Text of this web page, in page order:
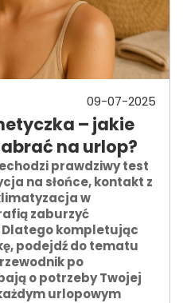
09-07-2025
– jakie
na urlop?
prawdziwy test
na słońce, kontakt z
w
zaburzyć
kompletując
podejdź do tematu
po
o potrzeby Twojej
urlopowym